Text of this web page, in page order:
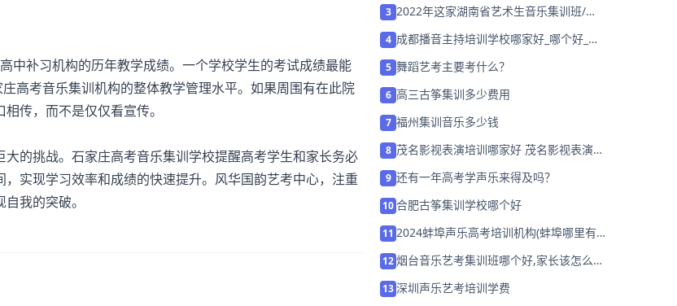
补习机构的历年教学成绩。一个学校学生的考试成绩最能
高考音乐集训机构的整体教学管理水平。如果周围有在此院
传，而不是仅仅看宣传。
挑战。石家庄高考音乐集训学校提醒高考学生和家长务必
实现学习效率和成绩的快速提升。风华国韵艺考中心，注重
我的突破。
3 2022年这家湖南省艺术生音乐集训班/学
4 成都播音主持培训学校哪家好_哪个好_学
5 舞蹈艺考主要考什么？
6 高三古筝集训多少费用
7 福州集训音乐多少钱
8 茂名影视表演培训哪家好 茂名影视表演培
9 还有一年高考学声乐来得及吗？
10合肥古筝集训学校哪个好
11 2024蚌埠声乐高考培训机构(蚌埠哪里有
12烟台音乐艺考集训班哪个好,家长该怎么
13深圳声乐艺考培训学费